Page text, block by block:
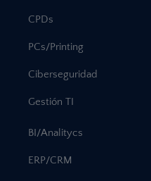
CPDs
PCs/Printing
Ciberseguridad
Gestión TI
BI/Analitycs
ERP/CRM